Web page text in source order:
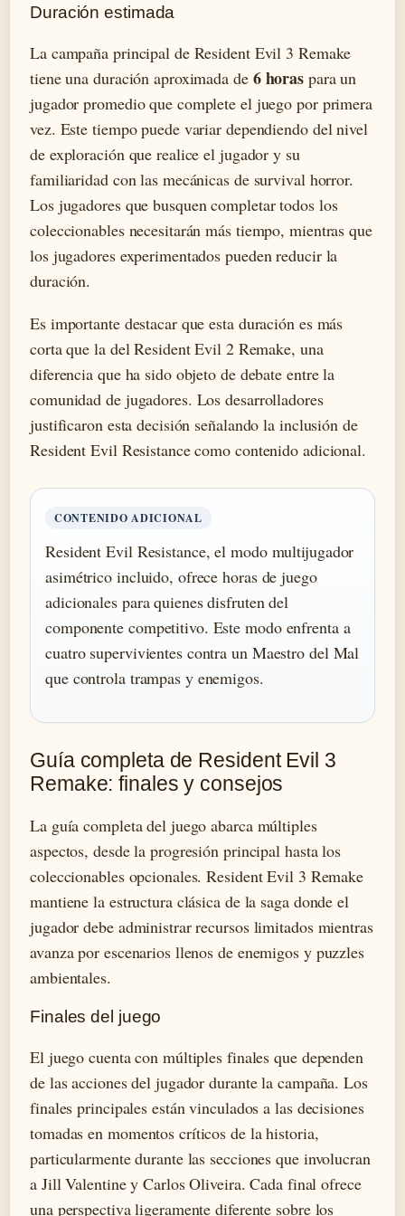
Duración estimada
La campaña principal de Resident Evil 3 Remake
tiene una duración aproximada de 6 horas para un
jugador promedio que complete el juego por primera
vez. Este tiempo puede variar dependiendo del nivel
de exploración que realice el jugador y su
familiaridad con las mecánicas de survival horror.
Los jugadores que busquen completar todos los
coleccionables necesitarán más tiempo, mientras que
los jugadores experimentados pueden reducir la
duración.
Es importante destacar que esta duración es más
corta que la del Resident Evil 2 Remake, una
diferencia que ha sido objeto de debate entre la
comunidad de jugadores. Los desarrolladores
justificaron esta decisión señalando la inclusión de
Resident Evil Resistance como contenido adicional.
CONTENIDO ADICIONAL
Resident Evil Resistance, el modo multijugador
asimétrico incluido, ofrece horas de juego
adicionales para quienes disfruten del
componente competitivo. Este modo enfrenta a
cuatro supervivientes contra un Maestro del Mal
que controla trampas y enemigos.
Guía completa de Resident Evil 3
Remake: finales y consejos
La guía completa del juego abarca múltiples
aspectos, desde la progresión principal hasta los
coleccionables opcionales. Resident Evil 3 Remake
mantiene la estructura clásica de la saga donde el
jugador debe administrar recursos limitados mientras
avanza por escenarios llenos de enemigos y puzzles
ambientales.
Finales del juego
El juego cuenta con múltiples finales que dependen
de las acciones del jugador durante la campaña. Los
finales principales están vinculados a las decisiones
tomadas en momentos críticos de la historia,
particularmente durante las secciones que involucran
a Jill Valentine y Carlos Oliveira. Cada final ofrece
una perspectiva ligeramente diferente sobre los